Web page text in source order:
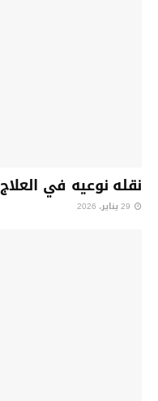
نقله نوعيه في